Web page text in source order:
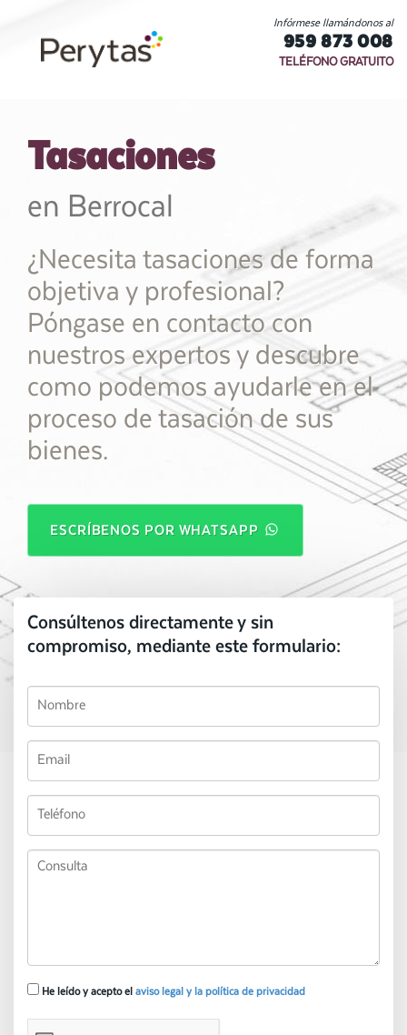
Infórmese llamándonos al
959 873 008
TELÉFONO GRATUITO
Tasaciones
en Berrocal
¿Necesita tasaciones de forma
objetiva y profesional?
Póngase en contacto con
nuestros expertos y descubre
como podemos ayudarle en el
proceso de tasación de sus
bienes.
ESCRÍBENOS POR WHATSAPP
Consúltenos directamente y sin
compromiso, mediante este formulario:
He leído y acepto el aviso legal y la política de privacidad